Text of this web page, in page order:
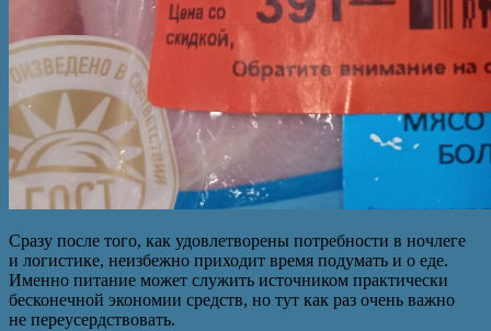
Сразу после того, как удовлетворены потребности в ночлеге
и логистике, неизбежно приходит время подумать и о еде.
Именно питание может служить источником практически
бесконечной экономии средств, но тут как раз очень важно
не переусердствовать.